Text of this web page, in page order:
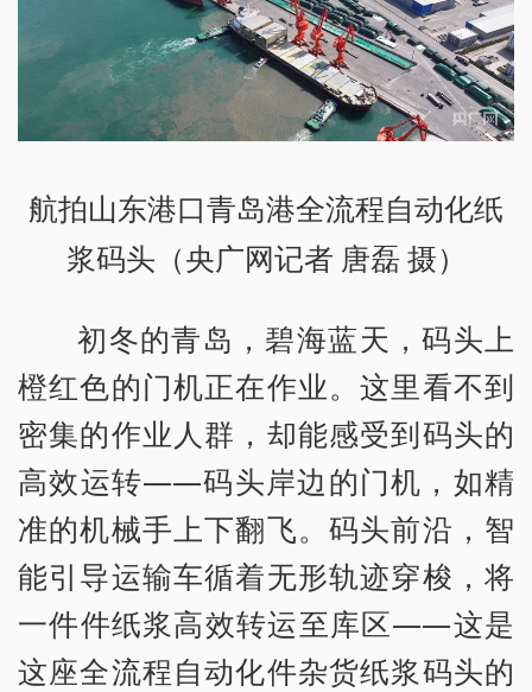
航拍山东港口青岛港全流程自动化纸
浆码头（央广网记者 唐磊 摄）
初冬的青岛，碧海蓝天，码头上
橙红色的门机正在作业。这里看不到
密集的作业人群，却能感受到码头的
高效运转——码头岸边的门机，如精
准的机械手上下翻飞。码头前沿，智
能引导运输车循着无形轨迹穿梭，将
一件件纸浆高效转运至库区——这是
这座全流程自动化件杂货纸浆码头的